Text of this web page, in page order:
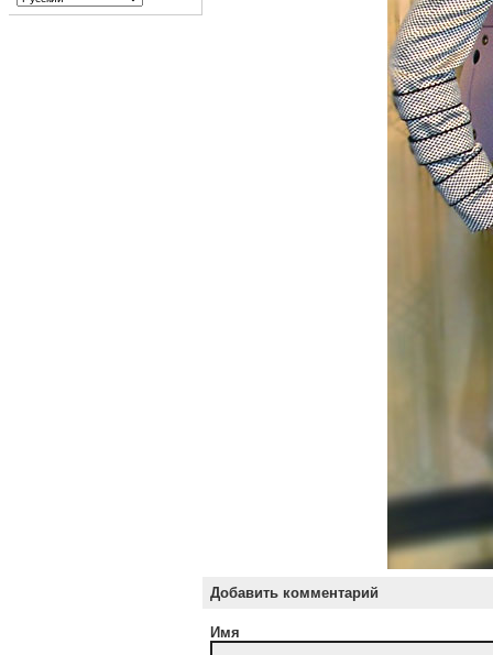
Добавить комментарий
Имя